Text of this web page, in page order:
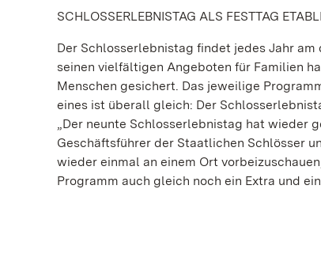
SCHLOSSERLEBNISTAG ALS FESTTAG
Der Schlosserlebnistag findet jedes Jahr
seinen vielfältigen Angeboten für Familien
Menschen gesichert. Das jeweilige
eines ist überall gleich: Der
„Der neunte Schlosserlebnistag hat wieder
Geschäftsführer der Staatlichen Schlösser
wieder einmal an einem Ort
Programm auch gleich noch ein Extra und